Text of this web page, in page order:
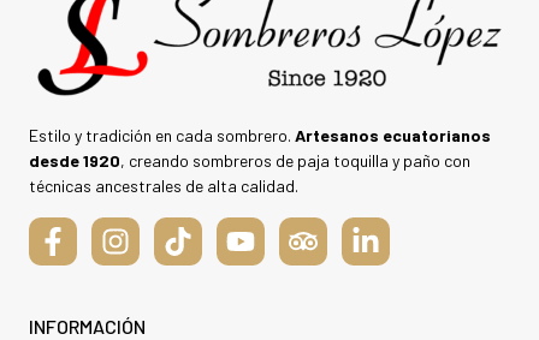
Estilo y tradición en cada sombrero. Artesanos ecuatorianos
desde 1920, creando sombreros de paja toquilla y paño con
técnicas ancestrales de alta calidad.
INFORMACIÓN